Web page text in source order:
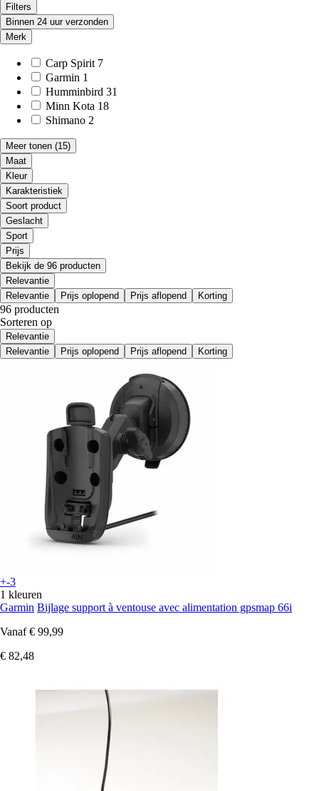
Filters
Binnen 24 uur verzonden
Merk
Carp Spirit 7
Garmin 1
Humminbird 31
Minn Kota 18
Shimano 2
Meer tonen (15)
Maat
Kleur
Karakteristiek
Soort product
Geslacht
Sport
Prijs
Bekijk de 96 producten
Relevantie
Relevantie
Prijs oplopend Prijs aflopend Korting
96 producten
Sorteren op
Relevantie
Relevantie
Prijs oplopend Prijs aflopend Korting
+-3
1 kleuren
Garmin Bijlage support à ventouse avec alimentation gpsmap 66i
Vanaf € 99,99
€ 82,48